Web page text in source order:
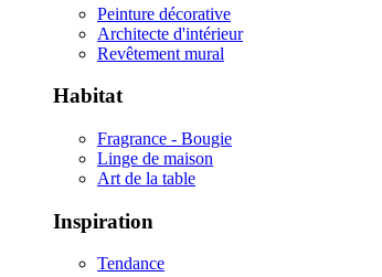
Peinture décorative
Architecte d'intérieur
Revêtement mural
Habitat
Fragrance - Bougie
Linge de maison
Art de la table
Inspiration
Tendance